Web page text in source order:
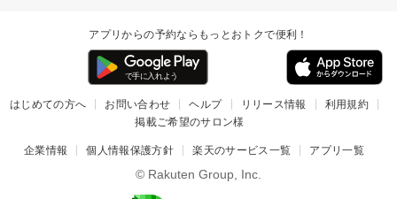
アプリからの予約ならもっとおトクで便利！
はじめての方へ お問い合わせ ヘルプ リリース情報
利用規約
掲載ご希望のサロン様
企業情報 個人情報保護方針 楽天のサービス一覧 アプリ一覧
© Rakuten Group, Inc.